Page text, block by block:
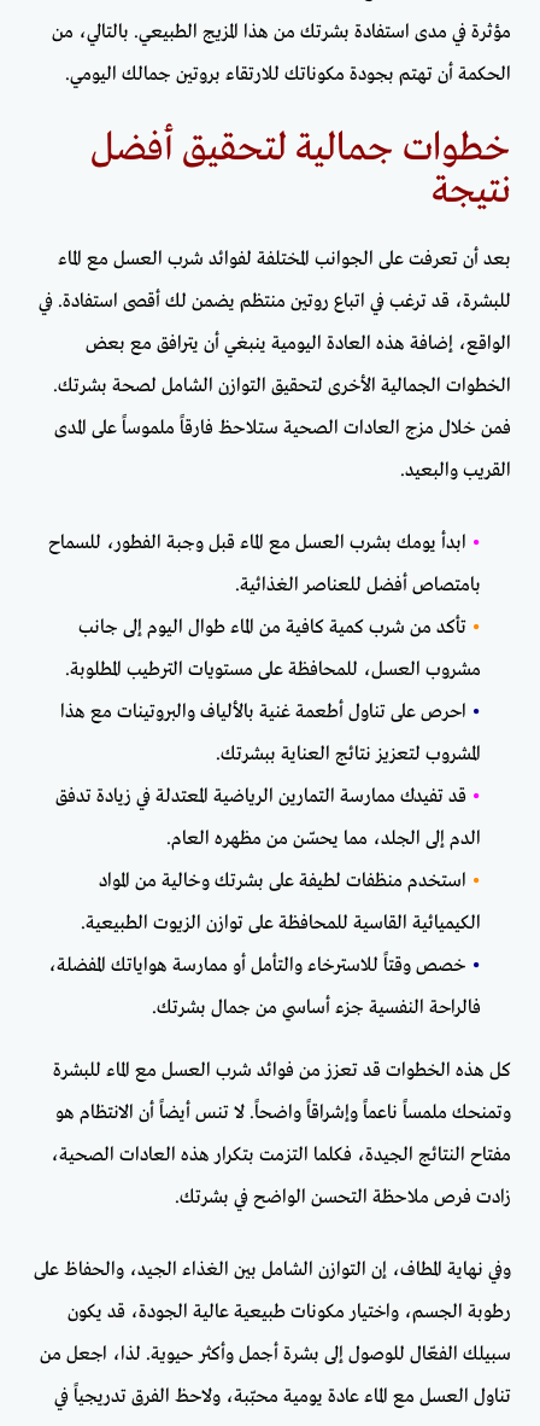
مؤثرة في مدى استفادة بشرتك من هذا المزيج الطبيعي. بالتالي، من
الحكمة أن تهتم بجودة مكوناتك للارتقاء بروتين جمالك اليومي.
خطوات جمالية لتحقيق أفضل
نتيجة
بعد أن تعرفت على الجوانب المختلفة لفوائد شرب العسل مع الماء
للبشرة، قد ترغب في اتباع روتين منتظم يضمن لك أقصى استفادة. في
الواقع، إضافة هذه العادة اليومية ينبغي أن يترافق مع بعض
الخطوات الجمالية الأخرى لتحقيق التوازن الشامل لصحة بشرتك.
فمن خلال مزج العادات الصحية ستلاحظ فارقاً ملموساً على المدى
القريب والبعيد.
• ابدأ يومك بشرب العسل مع الماء قبل وجبة الفطور، للسماح
بامتصاص أفضل للعناصر الغذائية.
• تأكد من شرب كمية كافية من الماء طوال اليوم إلى جانب
مشروب العسل، للمحافظة على مستويات الترطيب المطلوبة.
• احرص على تناول أطعمة غنية بالألياف والبروتينات مع هذا
المشروب لتعزيز نتائج العناية ببشرتك.
• قد تفيدك ممارسة التمارين الرياضية المعتدلة في زيادة تدفق
الدم إلى الجلد، مما يحسّن من مظهره العام.
• استخدم منظفات لطيفة على بشرتك وخالية من المواد
الكيميائية القاسية للمحافظة على توازن الزيوت الطبيعية.
• خصص وقتاً للاسترخاء والتأمل أو ممارسة هواياتك المفضلة،
فالراحة النفسية جزء أساسي من جمال بشرتك.
كل هذه الخطوات قد تعزز من فوائد شرب العسل مع الماء للبشرة
وتمنحك ملمساً ناعماً وإشراقاً واضحاً. لا تنس أيضاً أن الانتظام هو
مفتاح النتائج الجيدة، فكلما التزمت بتكرار هذه العادات الصحية،
زادت فرص ملاحظة التحسن الواضح في بشرتك.
وفي نهاية المطاف، إن التوازن الشامل بين الغذاء الجيد، والحفاظ على
رطوبة الجسم، واختيار مكونات طبيعية عالية الجودة، قد يكون
سبيلك الفعّال للوصول إلى بشرة أجمل وأكثر حيوية. لذا، اجعل من
تناول العسل مع الماء عادة يومية محبّبة، ولاحظ الفرق تدريجياً في